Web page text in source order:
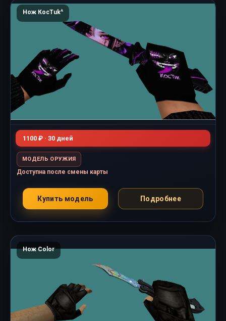
Нож КосТuk^
1100 ₽ · 30 дней
МОДЕЛЬ ОРУЖИЯ
Доступна после смены карты
Купить модель Подробнее
Нож Color